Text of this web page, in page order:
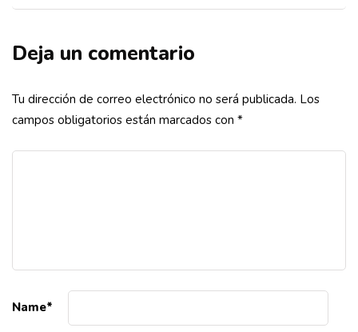
Deja un comentario
Tu dirección de correo electrónico no será publicada. Los
campos obligatorios están marcados con *
Name*